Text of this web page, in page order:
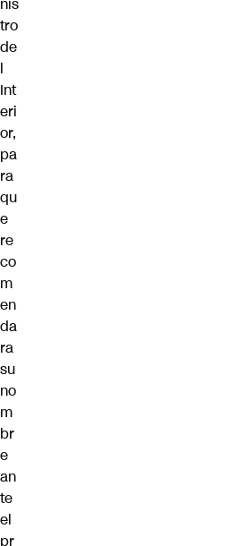
tro
de
l
Int
eri
or,
pa
ra
qu
e
re
co
m
en
da
ra
su
no
m
br
e
an
te
el
pr